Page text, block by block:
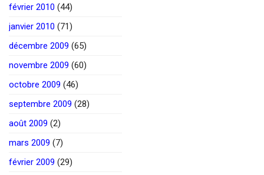
février 2010 (44)
janvier 2010 (71)
décembre 2009 (65)
novembre 2009 (60)
octobre 2009 (46)
septembre 2009 (28)
août 2009 (2)
mars 2009 (7)
février 2009 (29)